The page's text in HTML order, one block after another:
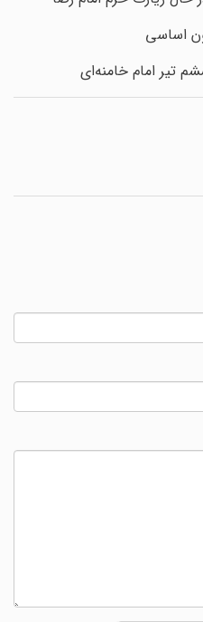
اساسی
امام خامنه‌ای